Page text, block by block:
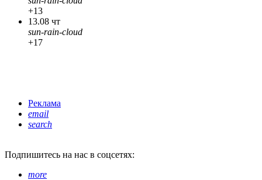
+13
13.08 чт
sun-rain-cloud
+17
Реклама
email
search
Подпишитесь на нас в соцсетях:
more